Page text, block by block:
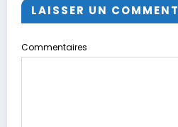
LAISSER UN
Commentaires